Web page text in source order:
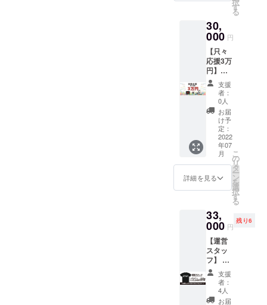
は公共
の場で
面会い
たしま
す。
お届け
します
ので、
ご安心
くださ
い。
◆7月18
(月)10:0
0-11:30
〈講
師〉坂
東 諭 明
治大学
政治経
済学部
卒 2021
学研究
科社会
人履修
プログ
ラム受
講 祖父
の代か
らの家
業であ
る理容
シを配
しま
す。
【内
容】 ・
大会当
日受付
にて支
援者様
の希望
するチ
ラシを
300枚配
布いた
しま
す。
※A4サ
イズの
300枚は
様側で
ご準備
の上、
事務局
までご
郵送く
ださ
い。 ※
郵送料
金は支
す
る
30,
000 円
【只々
応援3万
円】
只々応
援！
只々感
謝の応
援枠！
【内
容】 ・
当協議
会より
お礼の
お手紙
（直
筆・郵
進捗状
況を随
時お知
らせ。
・当日
のLIVE
観戦が
できる
URL（
一般公
支援
者：
0人
お届
け予
定：
2022
年07
月
詳細を見る
こ
の
リ
タ
ー
ン
を
選
択
す
る
33,
000 円
残り6
【運営
スタッ
フ】 私
達と一
緒にみ
んなで
楽しめ
支援
者：
4人
お届